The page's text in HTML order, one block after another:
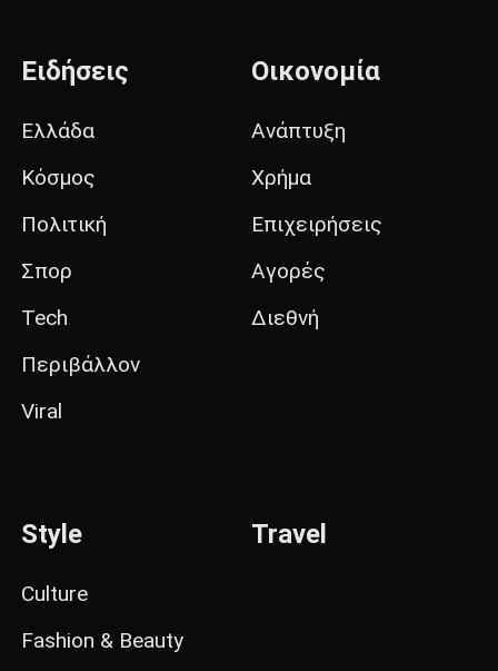
Ειδήσεις
Ελλάδα
Κόσμος
Πολιτική
Σπορ
Tech
Περιβάλλον
Viral
Οικονομία
Ανάπτυξη
Χρήμα
Επιχειρήσεις
Αγορές
Διεθνή
Style
Culture
Fashion & Beauty
Travel